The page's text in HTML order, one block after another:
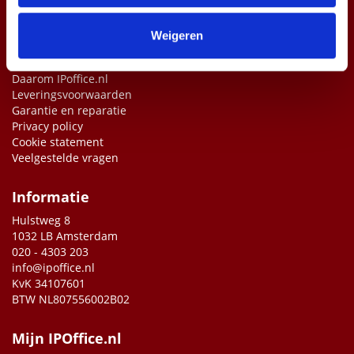
Weigeren
Over ons
Daarom IPoffice.nl
Leveringsvoorwaarden
Garantie en reparatie
Privacy policy
Cookie statement
Veelgestelde vragen
Informatie
Hulstweg 8
1032 LB Amsterdam
020 - 4303 203
info@ipoffice.nl
KvK 34107601
BTW NL807556002B02
Mijn IPOffice.nl